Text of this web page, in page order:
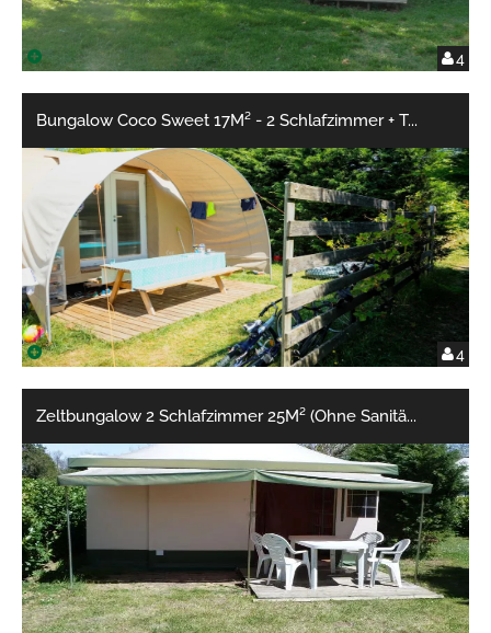
4
4
Bungalow Coco Sweet 17M² - 2 Schlafzimmer + T...
Zeltbungalow 2 Schlafzimmer 25M² (Ohne Sanitä...